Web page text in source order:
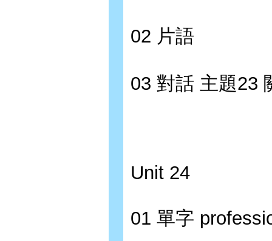
02 片語
03 對話 主題23
Unit 24
01 單字